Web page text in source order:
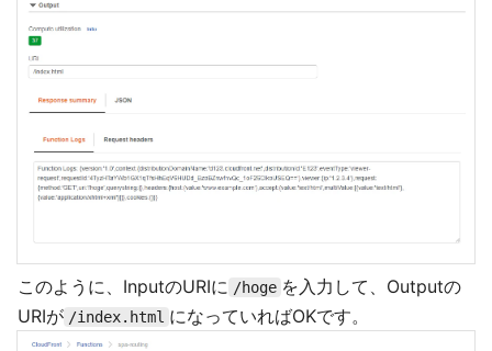
このように、InputのURIに /hoge を入力して、Outputの
URIが /index.html になっていればOKです。